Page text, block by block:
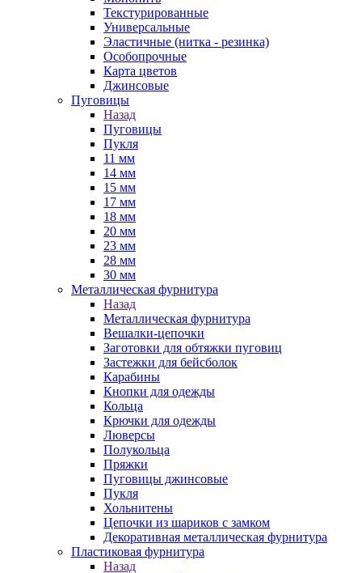
Текстурированные
Универсальные
Эластичные (нитка - резинка)
Особопрочные
Карта цветов
Джинсовые
Пуговицы
Назад
Пуговицы
Пукля
11 мм
14 мм
15 мм
17 мм
18 мм
20 мм
23 мм
28 мм
30 мм
Металлическая фурнитура
Назад
Металлическая фурнитура
Вешалки-цепочки
Заготовки для обтяжки пуговиц
Застежки для бейсболок
Карабины
Кнопки для одежды
Кольца
Крючки для одежды
Люверсы
Полукольца
Пряжки
Пуговицы джинсовые
Пукля
Хольнитены
Цепочки из шариков с замком
Декоративная металлическая фурнитура
Пластиковая фурнитура
Назад